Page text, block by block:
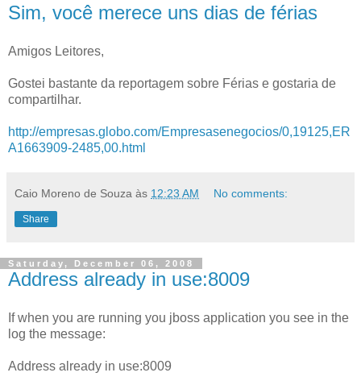
Sim, você merece uns dias de férias
Amigos Leitores,
Gostei bastante da reportagem sobre Férias e gostaria de
compartilhar.
http://empresas.globo.com/Empresasenegocios/0,19125,ER
A1663909-2485,00.html
Caio Moreno de Souza às 12:23 AM No comments:
Share
Saturday, December 06, 2008
Address already in use:8009
If when you are running you jboss application you see in the
log the message:
Address already in use:8009